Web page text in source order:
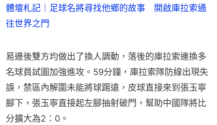
體壇札記｜足球名將尋找他鄉的故事 開啟庫拉索通
往世界之門
易邊後雙方均做出了換人調動，落後的庫拉索連換多
名球員試圖加強進攻。59分鐘，庫拉索隊防線出現失
誤，禁區內解圍未能將球踢遠，皮球直接來到張玉寧
腳下，張玉寧直接起左腳抽射破門，幫助中國隊將比
分擴大為2：0。